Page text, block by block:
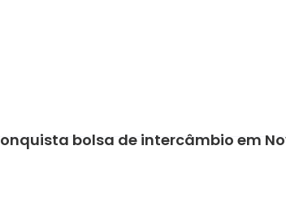
bolsa de intercâmbio em